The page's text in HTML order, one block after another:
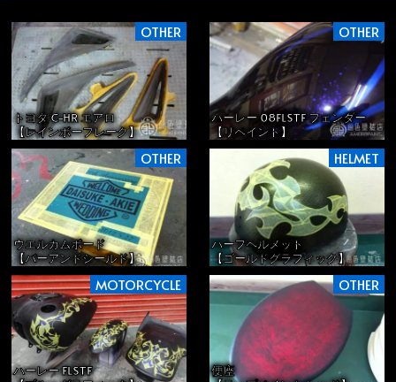
OTHER
トヨタ C-HR エアロ
【レインボーフレーク】
OTHER
ハーレー 08FLSTF フェンダー
【リペイント】
OTHER
ウエルカムボード
【バーアンドシールド】
HELMET
ハーフヘルメット
【ゴールドグラフィック】
MOTORCYCLE
ハーレー FLSTF
OTHER
便座